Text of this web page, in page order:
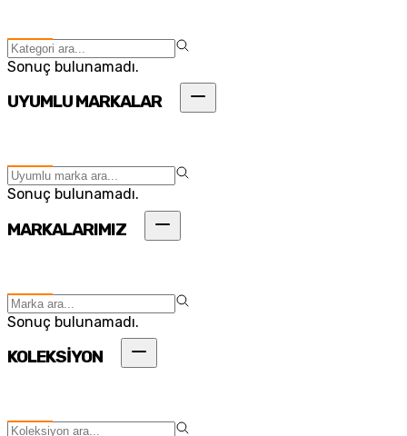
Sonuç bulunamadı.
UYUMLU MARKALAR
Sonuç bulunamadı.
MARKALARIMIZ
Sonuç bulunamadı.
KOLEKSİYON